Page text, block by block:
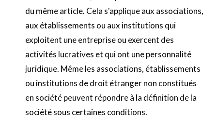
du même article. Cela s'applique aux associations,
aux établissements ou aux institutions qui
exploitent une entreprise ou exercent des
activités lucratives et qui ont une personnalité
juridique. Même les associations, établissements
ou institutions de droit étranger non constitués
en société peuvent répondre à la définition de la
société sous certaines conditions.